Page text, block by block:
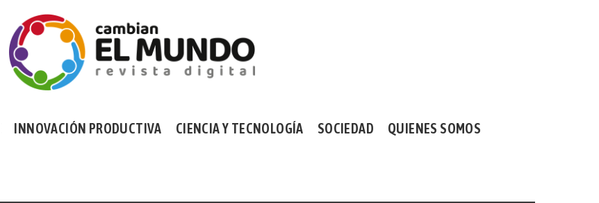
INNOVACIÓN PRODUCTIVA CIENCIA Y TECNOLOGÍA SOCIEDAD QUIENES SOMOS